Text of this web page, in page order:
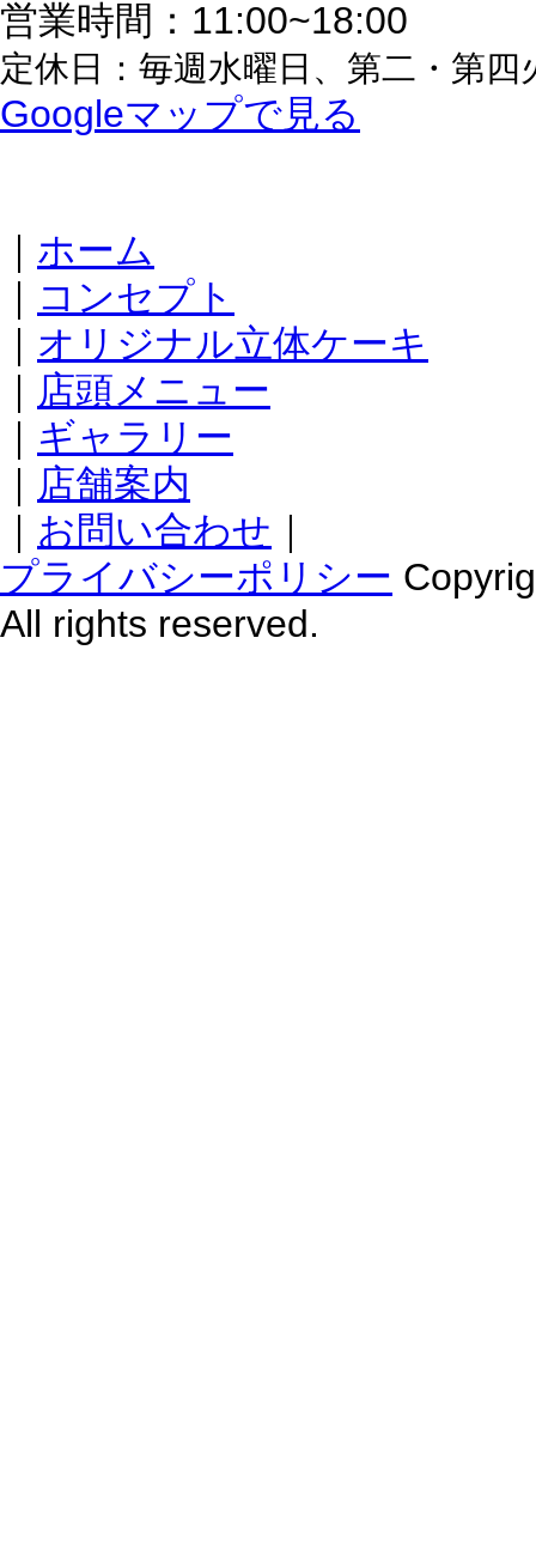
営業時間：11:00~18:00
定休日：毎週水曜日、第二・第四
Googleマップで見る
｜ ホーム
｜ コンセプト
｜ オリジナル立体ケーキ
｜ 店頭メニュー
｜ ギャラリー
｜ 店舗案内
｜ お問い合わせ ｜
プライバシーポリシー
All rights reserved.